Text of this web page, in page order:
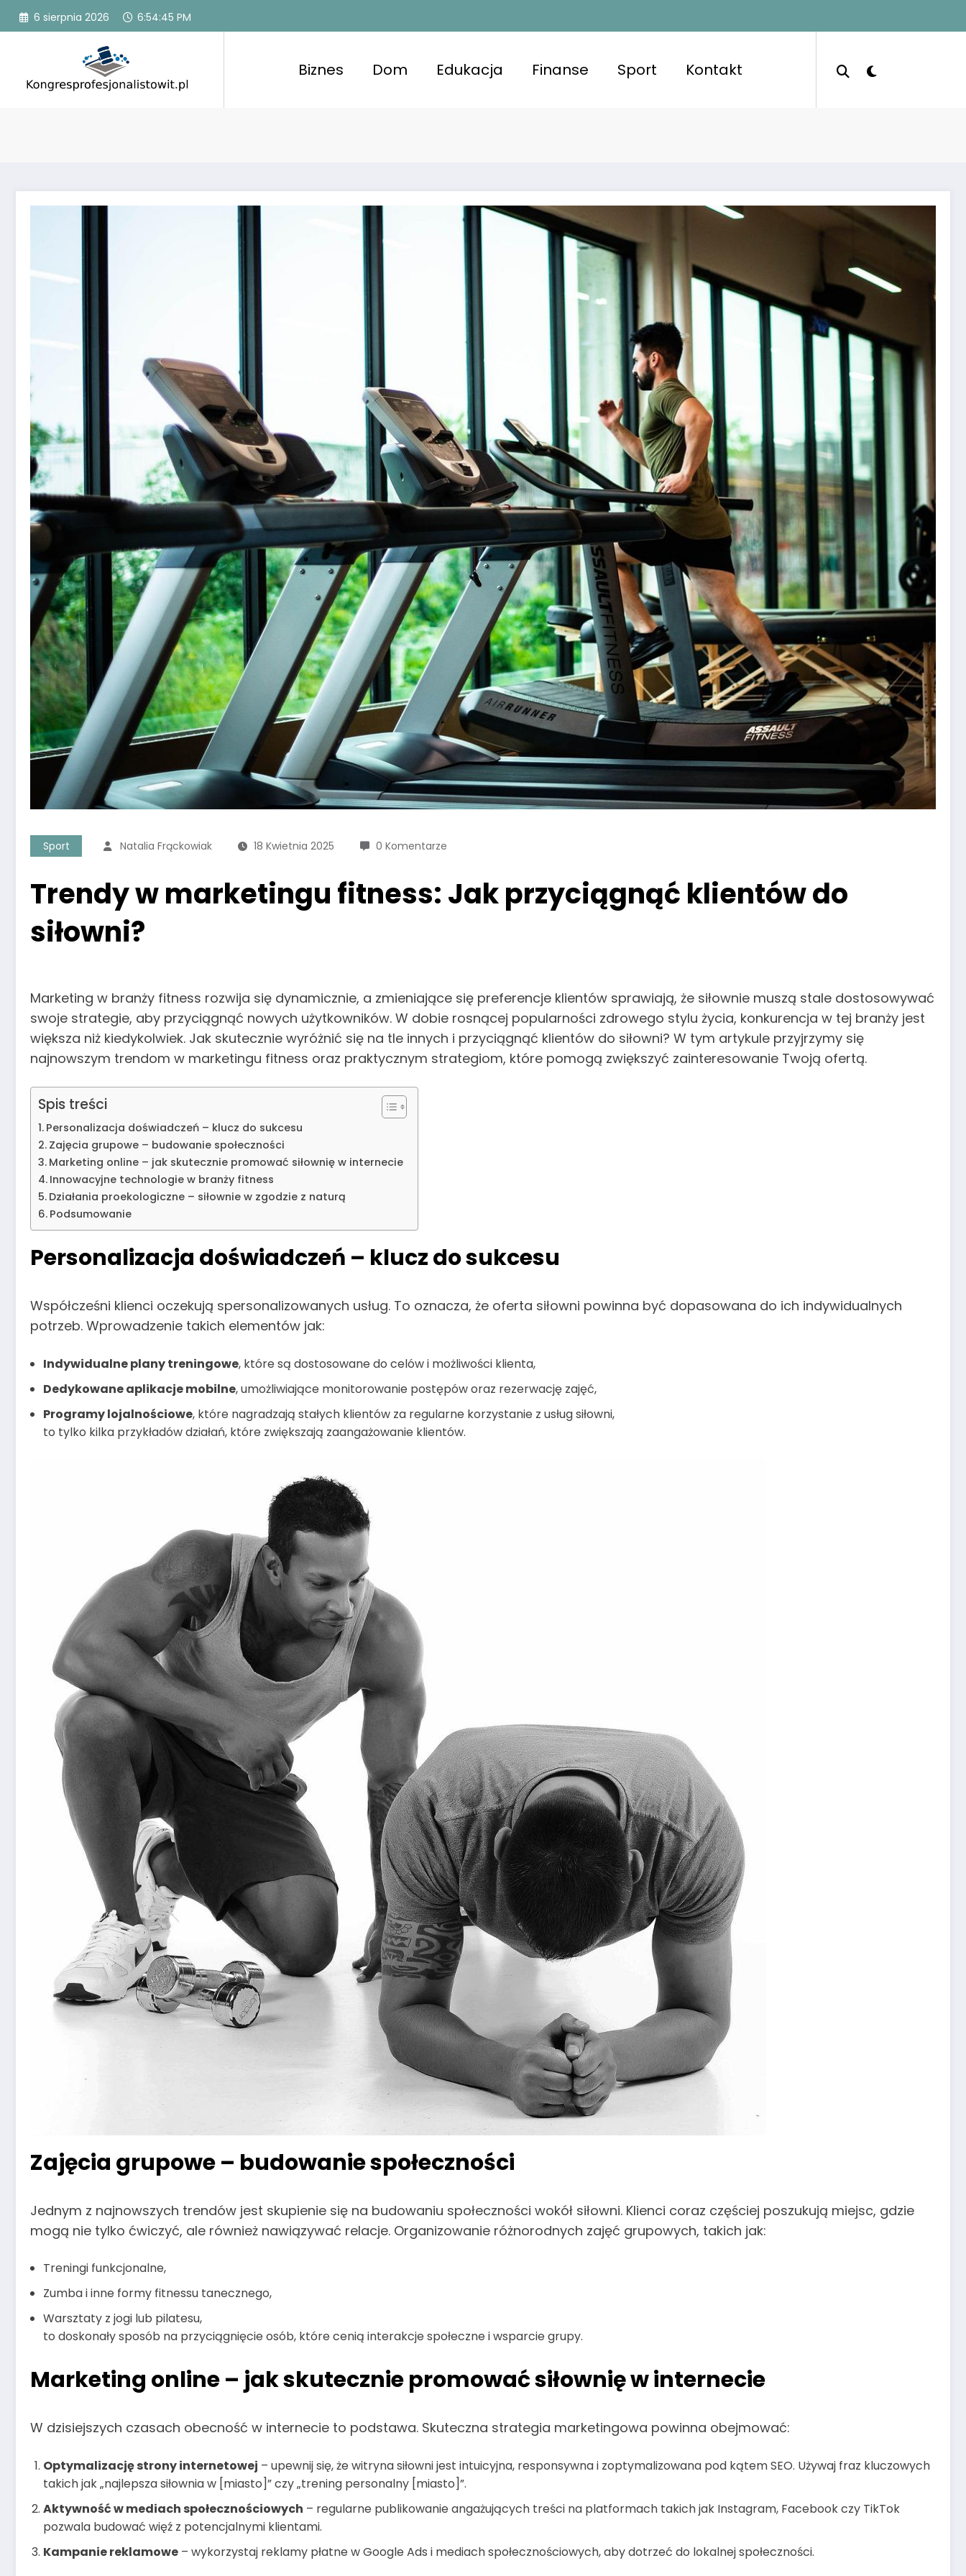
Przejdź
6 sierpnia 2026 6:54:47 PM
Biznes Dom Edukacja Finanse Sport Kontakt
Sport Natalia Frąckowiak 18 Kwietnia 2025 0 Komentarze
Trendy w marketingu fitness: Jak przyciągnąć klientów do
siłowni?
Marketing w branży fitness rozwija się dynamicznie, a zmieniające się preferencje klientów sprawiają, że siłownie muszą stale dostosowywać
swoje strategie, aby przyciągnąć nowych użytkowników. W dobie rosnącej popularności zdrowego stylu życia, konkurencja w tej branży jest
większa niż kiedykolwiek. Jak skutecznie wyróżnić się na tle innych i przyciągnąć klientów do siłowni? W tym artykule przyjrzymy się
najnowszym trendom w marketingu fitness oraz praktycznym strategiom, które pomogą zwiększyć zainteresowanie Twoją ofertą.
Spis treści
Personalizacja doświadczeń – klucz do sukcesu
Zajęcia grupowe – budowanie społeczności
Marketing online – jak skutecznie promować siłownię w internecie
Innowacyjne technologie w branży fitness
Działania proekologiczne – siłownie w zgodzie z naturą
Podsumowanie
Personalizacja doświadczeń – klucz do sukcesu
Współcześni klienci oczekują spersonalizowanych usług. To oznacza, że oferta siłowni powinna być dopasowana do ich indywidualnych
potrzeb. Wprowadzenie takich elementów jak:
Indywidualne plany treningowe, które są dostosowane do celów i możliwości klienta,
Dedykowane aplikacje mobilne, umożliwiające monitorowanie postępów oraz rezerwację zajęć,
Programy lojalnościowe, które nagradzają stałych klientów za regularne korzystanie z usług siłowni,
to tylko kilka przykładów działań, które zwiększają zaangażowanie klientów.
Zajęcia grupowe – budowanie społeczności
Jednym z najnowszych trendów jest skupienie się na budowaniu społeczności wokół siłowni. Klienci coraz częściej poszukują miejsc, gdzie
mogą nie tylko ćwiczyć, ale również nawiązywać relacje. Organizowanie różnorodnych zajęć grupowych, takich jak:
Treningi funkcjonalne,
Zumba i inne formy fitnessu tanecznego,
Warsztaty z jogi lub pilatesu,
to doskonały sposób na przyciągnięcie osób, które cenią interakcje społeczne i wsparcie grupy.
Marketing online – jak skutecznie promować siłownię w internecie
W dzisiejszych czasach obecność w internecie to podstawa. Skuteczna strategia marketingowa powinna obejmować:
Optymalizację strony internetowej – upewnij się, że witryna siłowni jest intuicyjna, responsywna i zoptymalizowana pod kątem SEO. Używaj fraz kluczowych
takich jak „najlepsza siłownia w [miasto]” czy „trening personalny [miasto]”.
Aktywność w mediach społecznościowych – regularne publikowanie angażujących treści na platformach takich jak Instagram, Facebook czy TikTok
pozwala budować więź z potencjalnymi klientami.
Kampanie reklamowe – wykorzystaj reklamy płatne w Google Ads i mediach społecznościowych, aby dotrzeć do lokalnej społeczności.